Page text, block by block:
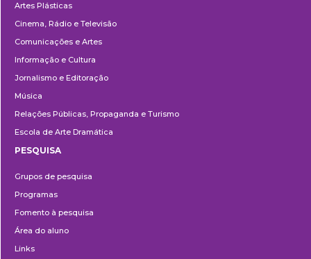
Artes Plásticas
Cinema, Rádio e Televisão
Comunicações e Artes
Informação e Cultura
Jornalismo e Editoração
Música
Relações Públicas, Propaganda e Turismo
Escola de Arte Dramática
PESQUISA
Grupos de pesquisa
Programas
Fomento à pesquisa
Área do aluno
Links